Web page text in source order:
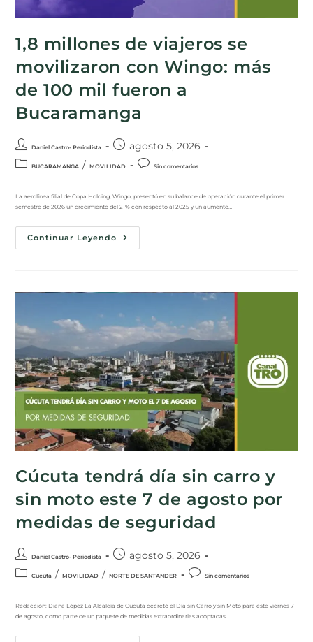
1,8 millones de viajeros se
movilizaron con Wingo: más
de 100 mil fueron a
Bucaramanga
Daniel Castro- Periodista agosto 5, 2026
BUCARAMANGA / MOVILIDAD Sin comentarios
La aerolínea filial de Copa Holding, Wingo, presentó en su balance de operación durante el primer
semestre de 2026 un crecimiento del 21% con respecto al 2025 y un aumento…
Continuar Leyendo
Cúcuta tendrá día sin carro y
sin moto este 7 de agosto por
medidas de seguridad
Daniel Castro- Periodista agosto 5, 2026
Cucúta / MOVILIDAD / NORTE DE SANTANDER Sin comentarios
Redacción: Diana López La Alcaldía de Cúcuta decretó el Día sin Carro y sin Moto para este viernes 7
de agosto, como parte de un paquete de medidas extraordinarias adoptadas…